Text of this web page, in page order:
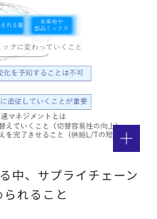
中、サプライチェーン
れること